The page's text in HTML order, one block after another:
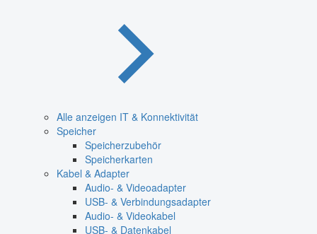
Alle anzeigen IT & Konnektivität
Speicher
Speicherzubehör
Speicherkarten
Kabel & Adapter
Audio- & Videoadapter
USB- & Verbindungsadapter
Audio- & Videokabel
USB- & Datenkabel